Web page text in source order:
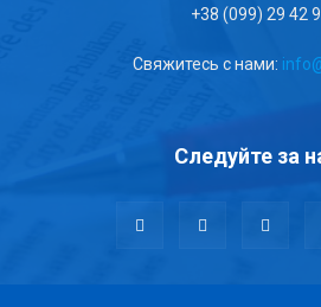
+38 (099) 29 42
Свяжитесь с нами:
Следуйте за